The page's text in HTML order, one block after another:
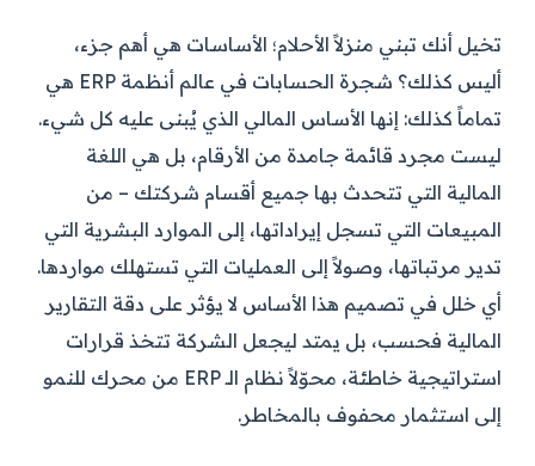
تخيل أنك تبني منزلاً الأحلام؛ الأساسات هي أهم جزء،
أليس كذلك؟ شجرة الحسابات في عالم أنظمة ERP هي
تماماً كذلك: إنها الأساس المالي الذي يُبنى عليه كل شيء.
ليست مجرد قائمة جامدة من الأرقام، بل هي اللغة
المالية التي تتحدث بها جميع أقسام شركتك – من
المبيعات التي تسجل إيراداتها، إلى الموارد البشرية التي
تدير مرتباتها، وصولاً إلى العمليات التي تستهلك مواردها.
أي خلل في تصميم هذا الأساس لا يؤثر على دقة التقارير
المالية فحسب، بل يمتد ليجعل الشركة تتخذ قرارات
استراتيجية خاطئة، محوّلاً نظام الـ ERP من محرك للنمو
إلى استثمار محفوف بالمخاطر.